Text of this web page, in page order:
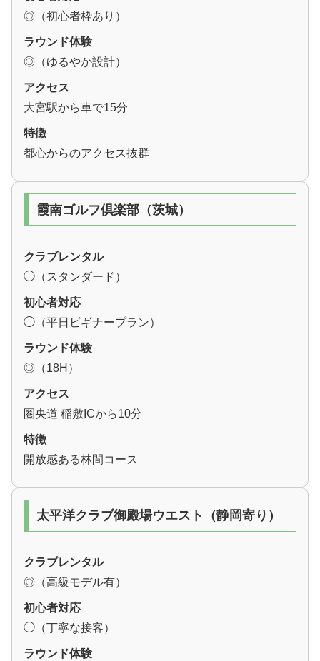
◎（初心者枠あり）
ラウンド体験
◎（ゆるやか設計）
アクセス
大宮駅から車で15分
特徴
都心からのアクセス抜群
霞南ゴルフ倶楽部（茨城）
クラブレンタル
◯（スタンダード）
初心者対応
◯（平日ビギナープラン）
ラウンド体験
◎（18H）
アクセス
圏央道 稲敷ICから10分
特徴
開放感ある林間コース
太平洋クラブ御殿場ウエスト（静岡寄り）
クラブレンタル
◎（高級モデル有）
初心者対応
◯（丁寧な接客）
ラウンド体験